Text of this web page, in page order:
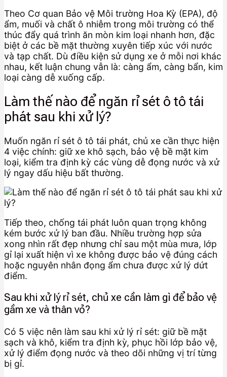
Theo Cơ quan Bảo vệ Môi trường Hoa Kỳ (EPA), độ
ẩm, muối và chất ô nhiễm trong môi trường có thể
thúc đẩy quá trình ăn mòn kim loại nhanh hơn, đặc
biệt ở các bề mặt thường xuyên tiếp xúc với nước
và tạp chất. Dù điều kiện sử dụng xe ở mỗi nơi khác
nhau, kết luận chung vẫn là: càng ẩm, càng bẩn, kim
loại càng dễ xuống cấp.
Làm thế nào để ngăn rỉ sét ô tô tái
phát sau khi xử lý?
Muốn ngăn rỉ sét ô tô tái phát, chủ xe cần thực hiện
4 việc chính: giữ xe khô sạch, bảo vệ bề mặt kim
loại, kiểm tra định kỳ các vùng dễ đọng nước và xử
lý ngay dấu hiệu bất thường.
Tiếp theo, chống tái phát luôn quan trọng không
kém bước xử lý ban đầu. Nhiều trường hợp sửa
xong nhìn rất đẹp nhưng chỉ sau một mùa mưa, lớp
gỉ lại xuất hiện vì xe không được bảo vệ đúng cách
hoặc nguyên nhân đọng ẩm chưa được xử lý dứt
điểm.
Sau khi xử lý rỉ sét, chủ xe cần làm gì để bảo vệ
gầm xe và thân vỏ?
Có 5 việc nên làm sau khi xử lý rỉ sét: giữ bề mặt
sạch và khô, kiểm tra định kỳ, phục hồi lớp bảo vệ,
xử lý điểm đọng nước và theo dõi những vị trí từng
bị gỉ.